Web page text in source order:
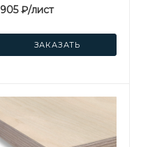
905₽/лист
ЗАКАЗАТЬ